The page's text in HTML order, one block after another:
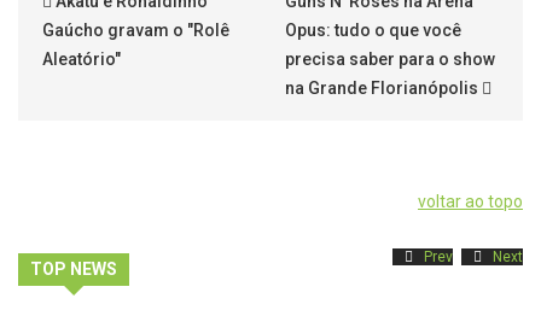
Gaúcho gravam o "Rolê
Aleatório"
Opus: tudo o que você
precisa saber para o show
na Grande Florianópolis
voltar ao topo
TOP NEWS
Prev Next